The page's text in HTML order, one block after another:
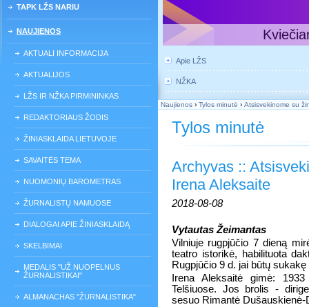
TAPK LŽS NARIU
NAUJIENOS
AKTUALI INFORMACIJA
AKTUALIJOS
LŽS IR NŽKA PIRMININKAS
REDAKTORIAUS ŽODIS
ŽINIASKLAIDA LIETUVOJE
SAVAITĖS TEMA
NUOMONIŲ BAROMETRAS
ŽURNALISTŲ NAMUOSE
DIALOGAI APIE ŽINIASKLAIDĄ
SKELBIMAI
MEDALIS "UŽ NUOPELNUS
ŽURNALISTIKAI"
ALMANACHAS "ŽURNALISTIKA"
Apie LŽS
NŽKA
Naujienos › Tylos minutė › Atsisvekinome su
Tylos minutė
Archyvas ::
Irena Aleksaite
2018-08-08
Vytautas Žeimantas
Vilniuje rugpjūčio 7 dieną
teatro istorikė, habilituota
Rugpjūčio 9 d. jai būtų
Irena Aleksaitė gimė:
Telšiuose. Jos brolis -
sesuo Rimantė